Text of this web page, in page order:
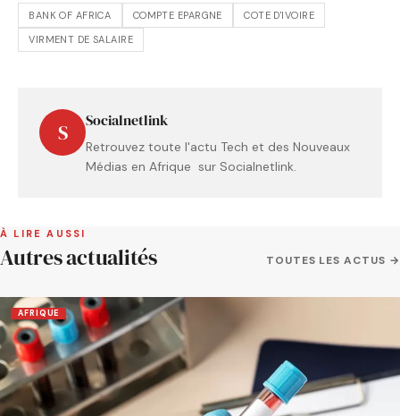
BANK OF AFRICA COMPTE EPARGNE
COTE D'IVOIRE
VIRMENT DE SALAIRE
S Socialnetlink
Retrouvez toute l'actu Tech et des Nouveaux
Médias en Afrique sur Socialnetlink.
À LIRE AUSSI
Autres actualités TOUTES LES ACTUS →
AFRIQUE